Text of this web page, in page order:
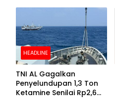
HEADLINE
TNI AL Gagalkan
Penyelundupan 1,3 Ton
Ketamine Senilai Rp2,6